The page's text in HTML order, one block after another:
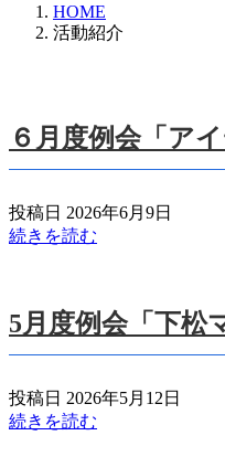
HOME
活動紹介
６月度例会「ア
投稿日 2026年6月9日
続きを読む
5月度例会「下松
投稿日 2026年5月12日
続きを読む